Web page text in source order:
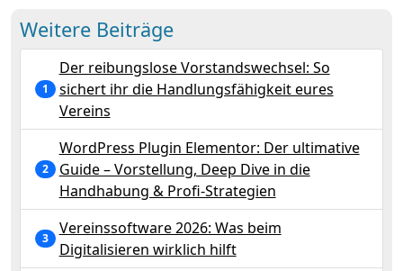
Weitere Beiträge
1
Der reibungslose Vorstandswechsel: So
sichert ihr die Handlungsfähigkeit eures
Vereins
2
WordPress Plugin Elementor: Der ultimative
Guide – Vorstellung, Deep Dive in die
Handhabung & Profi-Strategien
3
Vereinssoftware 2026: Was beim
Digitalisieren wirklich hilft